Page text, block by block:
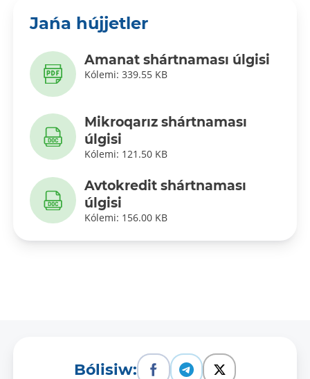
Jańa hújjetler
Amanat shártnaması úlgisi
Kólemi: 339.55 KB
Mikroqarız shártnaması
úlgisi
Kólemi: 121.50 KB
Avtokredit shártnaması
úlgisi
Kólemi: 156.00 KB
Bólisiw: